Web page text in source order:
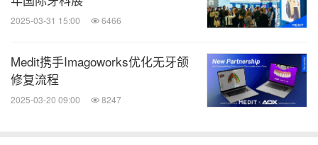
2025-03-31 15:00 6466
Medit携手Imagoworks优化无牙颌
修复流程
2025-03-20 09:00 8247